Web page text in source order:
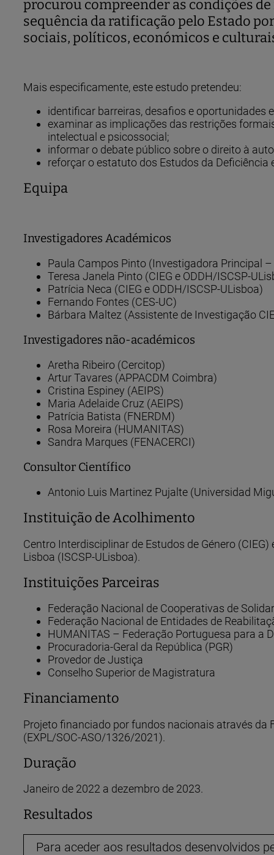
procurou compreender as condições
sequência da ratificação pelo Estado
sociais, políticos, económicos e
Mais especificamente, este estudo pretendeu:
identificar barreiras, desafios e oportunidades
examinar as implicações das restrições
intelectual e psicossocial;
informar o debate público sobre o direito à
reforçar o estatuto dos Estudos da
Equipa
Investigadores Académicos
Paula Campos Pinto (Investigadora Principal –
Teresa Janela Pinto (CIEG e ODDH/ISCSP-
Patrícia Neca (CIEG e ODDH/ISCSP-ULisboa)
Fernando Fontes (CES-UC)
Bárbara Maltez (Assistente de Investigação
Investigadores não-académicos
Aretha Ribeiro (Cercitop)
Artur Tavares (APPACDM Coimbra)
Cristina Espiney (AEIPS)
Maria Adelaide Cruz (AEIPS)
Patrícia Batista (FNERDM)
Rosa Moreira (HUMANITAS)
Sandra Marques (FENACERCI)
Consultor Científico
Antonio Luis Martinez Pujalte (Universidad
Instituição de Acolhimento
Centro Interdisciplinar de Estudos de Género
Lisboa (ISCSP-ULisboa).
Instituições Parceiras
Federação Nacional de Cooperativas de
Federação Nacional de Entidades de
HUMANITAS – Federação Portuguesa para a
Procuradoria-Geral da República (PGR)
Provedor de Justiça
Conselho Superior de Magistratura
Financiamento
Projeto financiado por fundos nacionais através da
(EXPL/SOC-ASO/1326/2021).
Duração
Janeiro de 2022 a dezembro de 2023.
Resultados
Para aceder aos resultados desenvolvidos